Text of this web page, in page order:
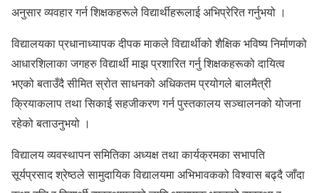
अनुसार व्यवहार गर्न शिक्षकहरूले विद्यार्थीहरूलाई अभिप्रेरित गर्नुभयो ।
विद्यालयका प्रधानाध्यापक दीपक माकले विद्यार्थीको शैक्षिक भविष्य निर्माणको
आधारशिलाका जगहरु विद्यार्थी माझ प्रशारित गर्नु शिक्षकहरूको दायित्व
भएको बताउँदै सीमित स्रोत साधनको अधिकतम प्रयोगले बालमैत्री
क्रियाकलाप तथा सिकाई सहजीकरण गर्न पुस्तकालय सञ्चालनको योजना
रहेको बताउनुभयो ।
विद्यालय व्यवस्थापन समितिका अध्यक्ष तथा कार्यक्रमका सभापति
सूर्यप्रसाद श्रेष्ठले सामुदायिक विद्यालयमा अभिभावकको विश्वास बढ्दै जाँदा